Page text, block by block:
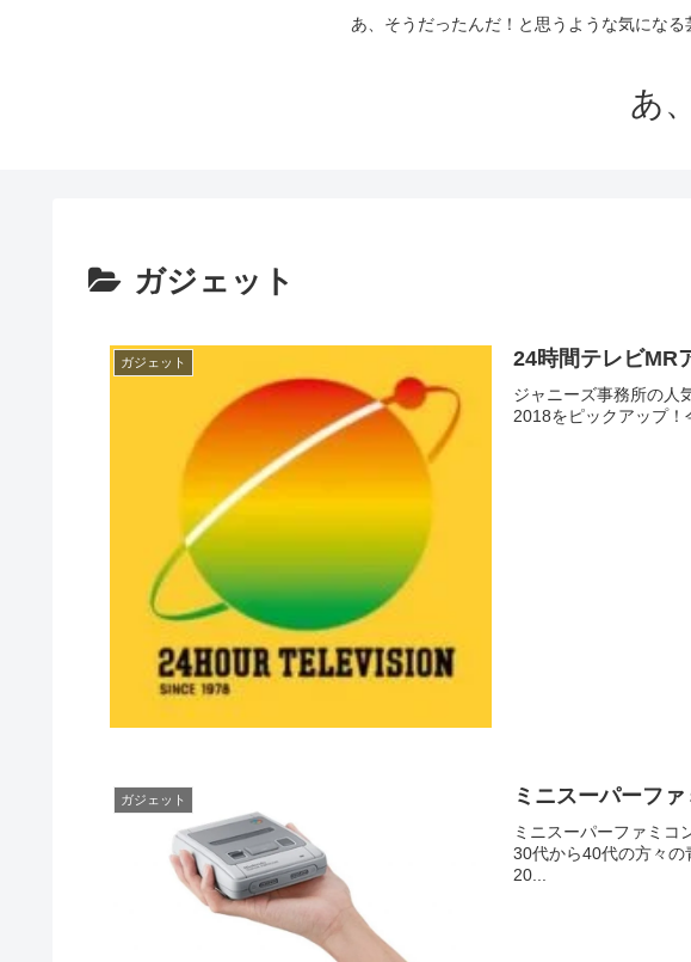
あ、そうだったんだ！と思うような気にな
あ
ガジェット
ガジェット 24時間テレビMR
ジャニーズ事務所の人
2018をピックアップ！
ガジェット ミニスーパーフ
ミニスーパーファミコ
30代から40代の方々の
20...